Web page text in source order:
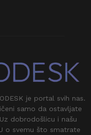
je portal svih nas.
samo da ostavljate
dobrodošlicu i našu
o svemu što smatrate